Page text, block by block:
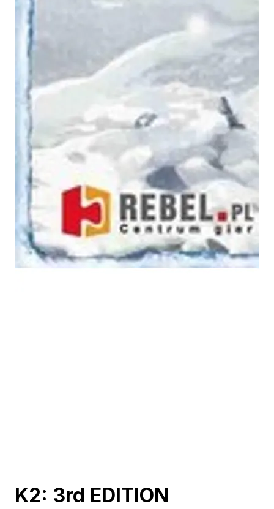
K2: 3rd EDITION